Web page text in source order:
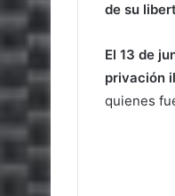
de su
El 13 de
privación
quienes